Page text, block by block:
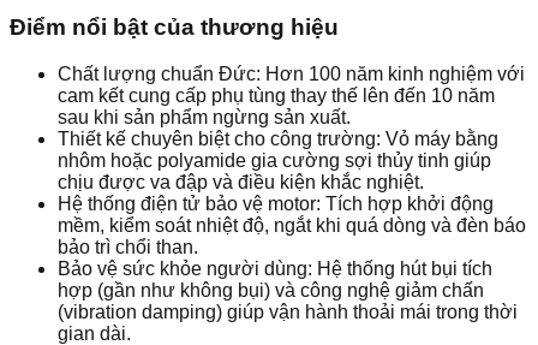
Điểm nổi bật của thương hiệu
Chất lượng chuẩn Đức: Hơn 100 năm kinh nghiệm với
cam kết cung cấp phụ tùng thay thế lên đến 10 năm
sau khi sản phẩm ngừng sản xuất.
Thiết kế chuyên biệt cho công trường: Vỏ máy bằng
nhôm hoặc polyamide gia cường sợi thủy tinh giúp
chịu được va đập và điều kiện khắc nghiệt.
Hệ thống điện tử bảo vệ motor: Tích hợp khởi động
mềm, kiểm soát nhiệt độ, ngắt khi quá dòng và đèn báo
bảo trì chổi than.
Bảo vệ sức khỏe người dùng: Hệ thống hút bụi tích
hợp (gần như không bụi) và công nghệ giảm chấn
(vibration damping) giúp vận hành thoải mái trong thời
gian dài.